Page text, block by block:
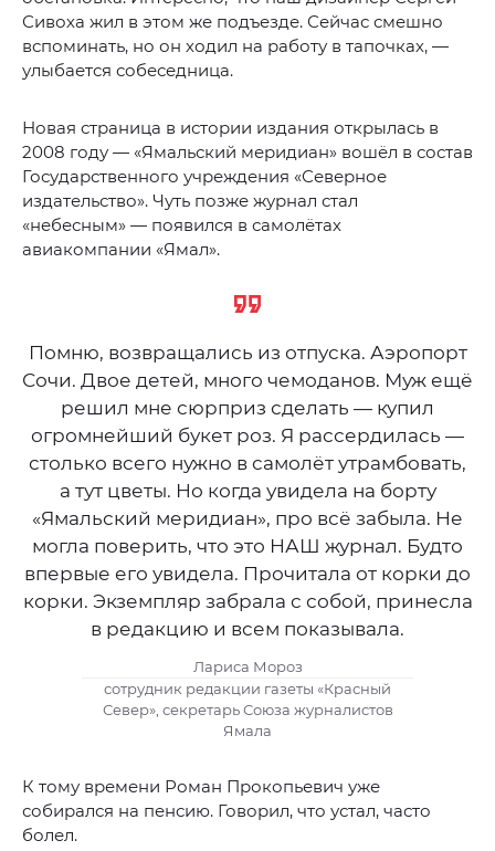
Сивоха жил в этом же подъезде. Сейчас смешно
вспоминать, но он ходил на работу в тапочках, —
улыбается собеседница.
Новая страница в истории издания открылась в
2008 году — «Ямальский меридиан» вошёл в состав
Государственного учреждения «Северное
издательство». Чуть позже журнал стал
«небесным» — появился в самолётах
авиакомпании «Ямал».
Помню, возвращались из отпуска. Аэропорт
Сочи. Двое детей, много чемоданов. Муж ещё
решил мне сюрприз сделать — купил
огромнейший букет роз. Я рассердилась —
столько всего нужно в самолёт утрамбовать,
а тут цветы. Но когда увидела на борту
«Ямальский меридиан», про всё забыла. Не
могла поверить, что это НАШ журнал. Будто
впервые его увидела. Прочитала от корки до
корки. Экземпляр забрала с собой, принесла
в редакцию и всем показывала.
Лариса Мороз
сотрудник редакции газеты «Красный
Север», секретарь Союза журналистов
Ямала
К тому времени Роман Прокопьевич уже
собирался на пенсию. Говорил, что устал, часто
болел.